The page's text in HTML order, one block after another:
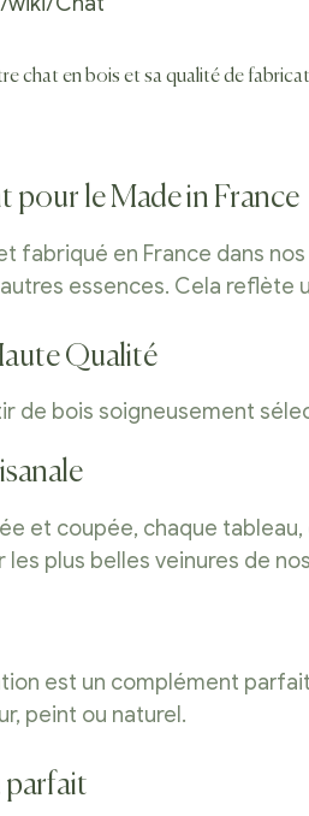
chat en bois et sa qualité de
pour le Made in France
en France dans nos
essences. Cela
Qualité
de bois soigneusement
et coupée, chaque
les plus belles veinures de
est un complément
peint ou naturel.
parfait